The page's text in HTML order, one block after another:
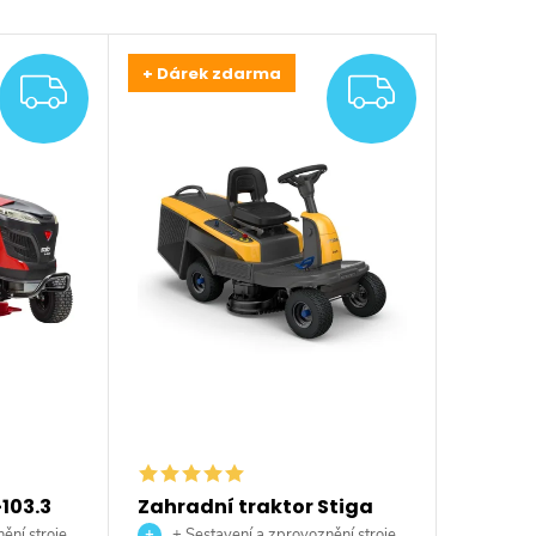
ZDARMA
+ Dárek zdarma
Zahradní traktor Stiga